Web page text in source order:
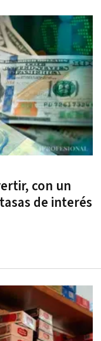
con un
de interés